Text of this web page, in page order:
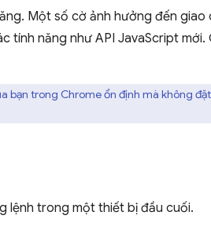
Một số cờ ảnh hưởng đến
tính năng như API JavaScript
bạn trong Chrome ổn định mà không
lệnh trong một thiết bị đầu cuối.